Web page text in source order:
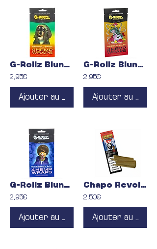
G-Rollz Blunt Tropical Twist
2,95€
Ajouter au panier
G-Rollz Blunt Passion Haze
2,95€
Ajouter au panier
G-Rollz Blunt Blueberry
2,95€
Ajouter au panier
Chapo Revolucion Blunt
2,50€
Ajouter au panier